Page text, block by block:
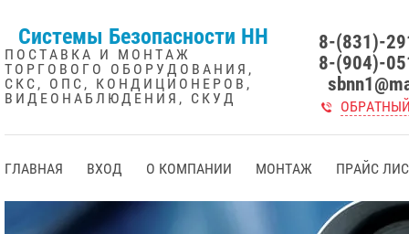
Системы Безопасности НН
ПОСТАВКА И МОНТАЖ
ТОРГОВОГО ОБОРУДОВАНИЯ,
СКС, ОПС, КОНДИЦИОНЕРОВ,
ВИДЕОНАБЛЮДЕНИЯ, СКУД
8-(831)-
8-(904)-
ГЛАВНАЯ ВХОД О КОМПАНИИ МОНТАЖ ПРАЙС